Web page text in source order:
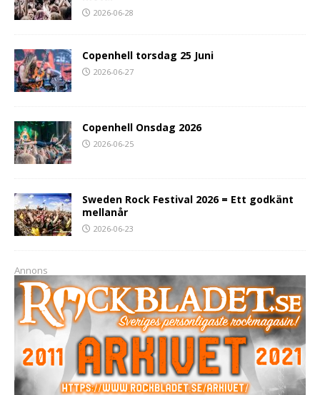
2026-06-28
Copenhell torsdag 25 Juni
2026-06-27
Copenhell Onsdag 2026
2026-06-25
Sweden Rock Festival 2026 = Ett godkänt
mellanår
2026-06-23
Annons